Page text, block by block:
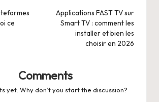
ce
Applications FAST TV sur
Smart TV : comment les
installer et bien les
choisir en 2026
Comments
yet. Why don’t you start the discussion?